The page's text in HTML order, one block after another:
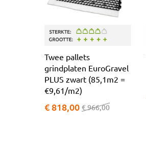
Twee pallets
grindplaten EuroGravel
PLUS zwart (85,1m2 =
€9,61/m2)
€ 818,00 € 966,00